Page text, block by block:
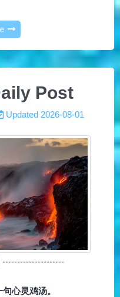
Post
Updated 2026-08-01
---------------------
心灵鸡汤。